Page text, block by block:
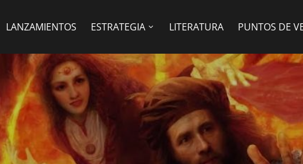
LANZAMIENTOS ESTRATEGIA LITERATURA PUNTOS DE